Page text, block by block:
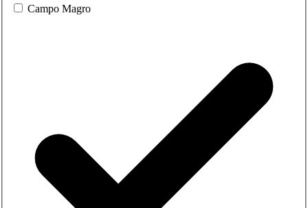
Campo Magro